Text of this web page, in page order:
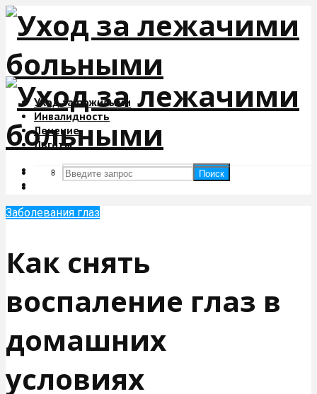
Уход за пожилыми
Инвалидность
Лечение
Льготы
Поиск
Поиск
Заболевания глаз
Как снять
воспаление глаз в
домашних
условиях